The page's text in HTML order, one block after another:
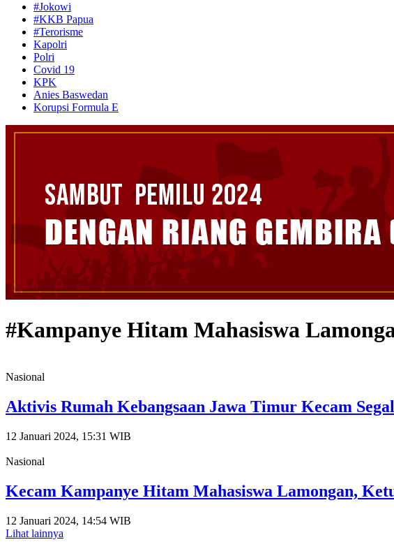
#Jokowi
#KKB Papua
#Terorisme
Kapolri
Polri
Covid 19
KPK
Anies Baswedan
Korupsi Formula E
#Kampanye Hitam Mahasiswa
Nasional
Aktivis Rumah Kebangsaan Jawa Timur Kecam
12 Januari 2024, 15:31 WIB
Nasional
Kecam Kampanye Hitam Mahasiswa Lamongan,
12 Januari 2024, 14:54 WIB
Lihat lainnya